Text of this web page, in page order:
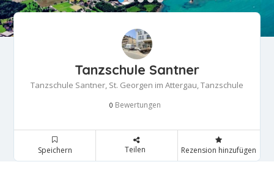
Tanzschule Santner
Tanzschule Santner, St. Georgen im Attergau, Tanzschule
0 Bewertungen
Speichern Teilen Rezension hinzufügen